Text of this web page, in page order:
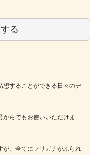
る
想することができる日々のデ
らでもお使いいただけま
が、全てにフリガナがふられ